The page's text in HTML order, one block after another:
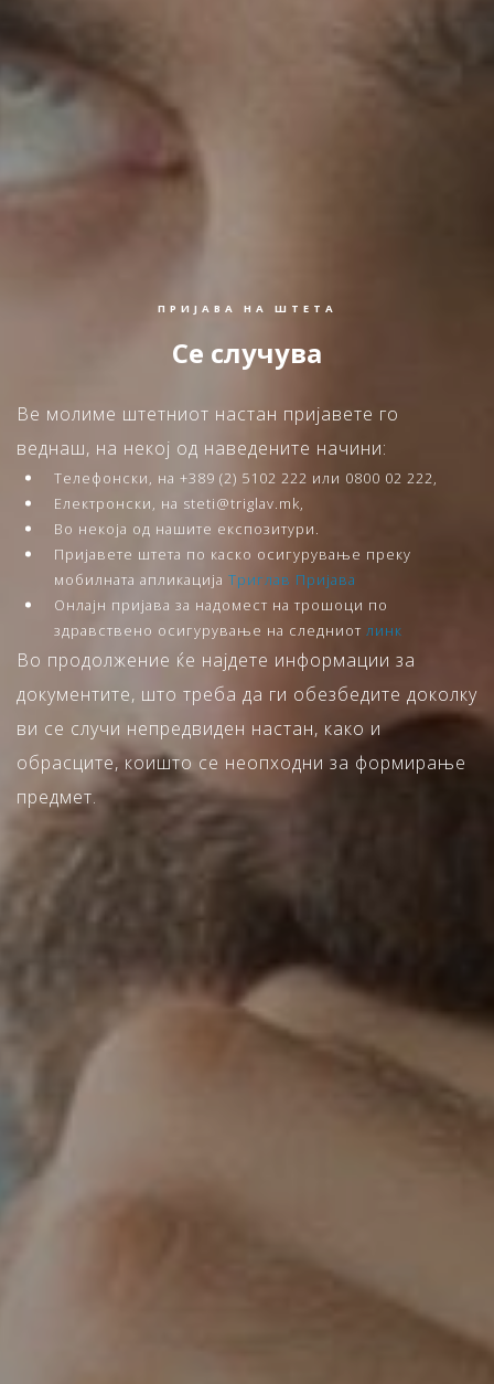
ПРИЈАВА НА ШТЕТА
Се случува
Ве молиме штетниот настан пријавете го
веднаш, на некој од наведените начини:
Телефонски, на +389 (2) 5102 222 или 0800 02 222,
Електронски, на steti@triglav.mk,
Во некоја од нашите експозитури.
Пријавете штета по каско осигурување преку
мобилната апликација Триглав Пријава
Онлајн пријава за надомест на трошоци по
здравствено осигурување на следниот линк
Во продолжение ќе најдете информации за
документите, што треба да ги обезбедите доколку
ви се случи непредвиден настан, како и
обрасците, коишто се неопходни за формирање
предмет.